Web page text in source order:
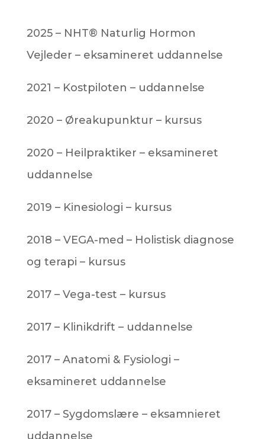
2025 – NHT® Naturlig Hormon
Vejleder – eksamineret uddannelse
2021 – Kostpiloten – uddannelse
2020 – Øreakupunktur – kursus
2020 – Heilpraktiker – eksamineret
uddannelse
2019 – Kinesiologi – kursus
2018 – VEGA-med – Holistisk diagnose
og terapi – kursus
2017 – Vega-test – kursus
2017 – Klinikdrift – uddannelse
2017 – Anatomi & Fysiologi –
eksamineret uddannelse
2017 – Sygdomslære – eksamnieret
uddannelse